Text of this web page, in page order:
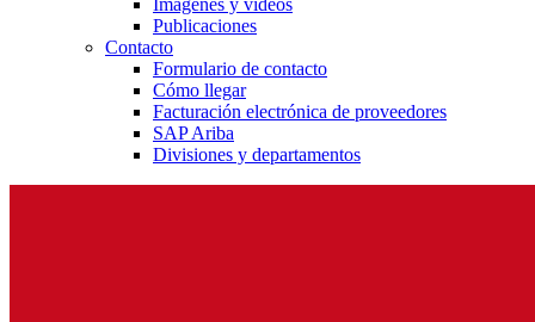
Imágenes y vídeos
Publicaciones
Contacto
Formulario de contacto
Cómo llegar
Facturación electrónica de proveedores
SAP Ariba
Divisiones y departamentos